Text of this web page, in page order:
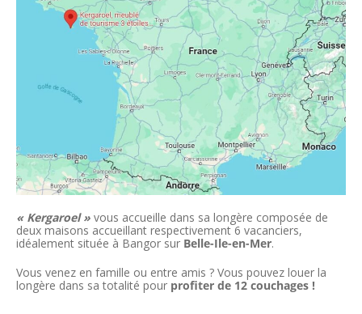
« Kergaroel » vous accueille dans sa longère composée de
deux maisons accueillant respectivement 6 vacanciers,
idéalement située à Bangor sur Belle-Ile-en-Mer.
Vous venez en famille ou entre amis ? Vous pouvez louer la
longère dans sa totalité pour profiter de 12 couchages !